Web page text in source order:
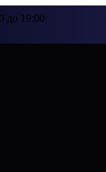
до 19:00